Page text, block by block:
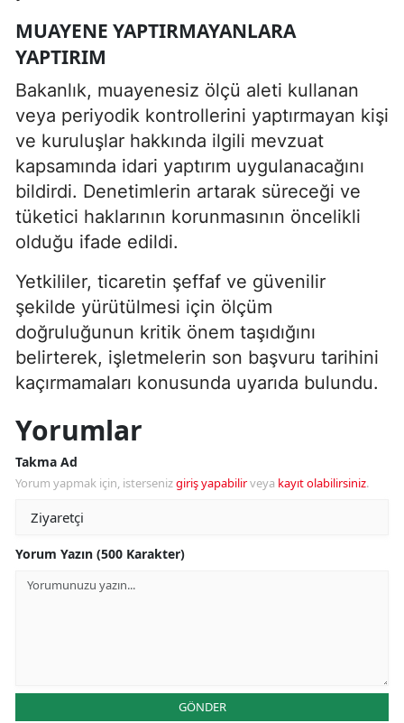
MUAYENE YAPTIRMAYANLARA
YAPTIRIM
Bakanlık, muayenesiz ölçü aleti kullanan
veya periyodik kontrollerini yaptırmayan kişi
ve kuruluşlar hakkında ilgili mevzuat
kapsamında idari yaptırım uygulanacağını
bildirdi. Denetimlerin artarak süreceği ve
tüketici haklarının korunmasının öncelikli
olduğu ifade edildi.
Yetkililer, ticaretin şeffaf ve güvenilir
şekilde yürütülmesi için ölçüm
doğruluğunun kritik önem taşıdığını
belirterek, işletmelerin son başvuru tarihini
kaçırmamaları konusunda uyarıda bulundu.
Yorumlar
Takma Ad
Yorum yapmak için, istersenizgiriş yapabilirveya kayıt olabilirsiniz.
Yorum Yazın (500 Karakter)
GÖNDER